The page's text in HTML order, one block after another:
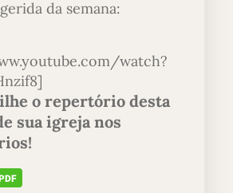
da semana:
watch?
o repertóriodesta
sua igreja nos